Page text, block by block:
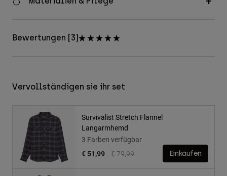
Bewertungen [3]
Vervollständigen sie ihr set
Survivalist Stretch Flannel
Langarmhemd
3 Farben verfügbar
Price reduced from
€ 79,99to
€ 51,99 Einkaufen